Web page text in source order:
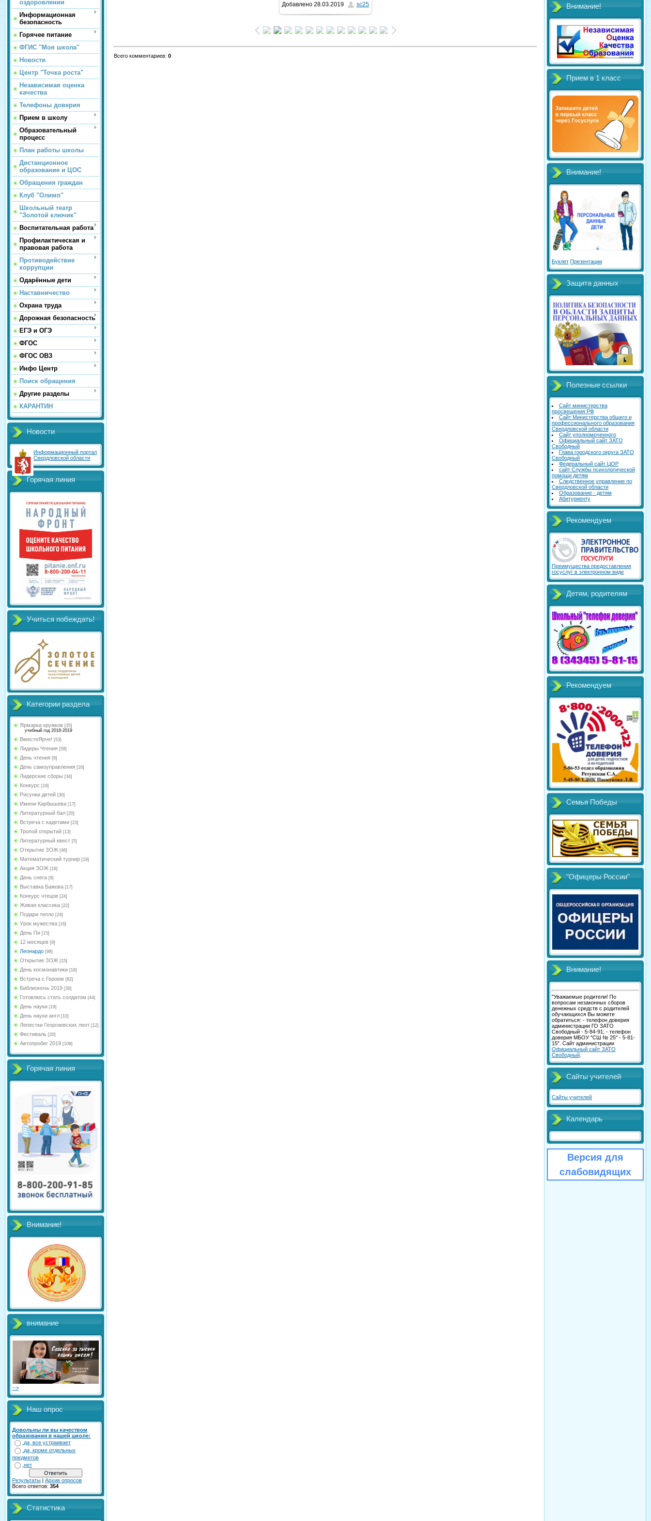
оздоровлении
Информационная
безопасность
Горячее питание
ФГИС "Моя школа"
Новости
Центр "Точка роста"
Независимая оценка
качества
Телефоны доверия
Прием в школу
Образовательный
процесс
План работы школы
Дистанционное
образование и ЦОС
Обращения граждан
Клуб "Олимп"
Школьный театр
"Золотой ключик"
Воспитательная работа
Профилактическая и
правовая работа
Противодействие
коррупции
Одарённые дети
Наставничество
Охрана труда
Дорожная безопасность
ЕГЭ и ОГЭ
ФГОС
ФГОС ОВЗ
Инфо Центр
Поиск обращения
Другие разделы
КАРАНТИН
Новости
Информационный портал
Свердловской области
Горячая линия
Учиться побеждать!
Категории раздела
Ярмарка кружков [35]
учебный год 2018-2019
ВместеЯрче! [53]
Лидеры Чтения [59]
День чтения [8]
День самоуправления [16]
Лидерские сборы [34]
Конкурс [19]
Рисунки детей [30]
Имени Карбышева [17]
Литературный бал [20]
Встреча с кадетами [23]
Тропой открытий [13]
Литературный квест [5]
Открытие ЗОЖ [46]
Математический турнир [19]
Акция ЗОЖ [16]
День снега [9]
Выставка Бажова [17]
Конкурс чтецов [24]
Живая классика [22]
Подари тепло [24]
Урок мужества [16]
День Пи [15]
12 месяцев [9]
Леонардо [98]
Открытие ЗОЖ [15]
День космонавтики [18]
Встреча с Героем [82]
Библионочь 2019 [30]
Готовлюсь стать солдатом [44]
День науки [19]
День науки англ [10]
Лепестки Георгиевских лент [12]
Фестиваль [20]
Автопробег 2019 [109]
Горячая линия
Внимание!
внимание
-->
Наш опрос
Довольны ли вы качеством
образования в нашей школе:
да, все устраивает
да, кроме отдельных
предметов
нет
Результаты | Архив опросов
Всего ответов: 354
Статистика
768x1024/ 304.3Kb
Добавлено 28.03.2019 sc25
Всего комментариев: 0
Внимание!
Прием в 1 класс
Внимание!
Буклет Презентации
Защита данных
Полезные ссылки
Сайт министерства
просвещения РФ
Сайт Министерства общего и
профессионального образования
Свердловской области
Сайт уполномоченного
Официальный сайт ЗАТО
Свободный
Глава городского округа ЗАТО
Свободный
Федеральный сайт ЦОР
сайт Службы психологической
помощи детям
Следственное управление по
Свердловской области
Образование - детям
Абитуриенту
Рекомендуем
Преимущества предоставления
госуслуг в электронном виде
Детям, родителям
Рекомендуем
Семья Победы
"Офицеры России"
Внимание!
"Уважаемые родители! По
вопросам незаконных сборов
денежных средств с родителей
обучающихся Вы можете
обратиться: - телефон доверия
администрации ГО ЗАТО
Свободный - 5-84-91; - телефон
доверия МБОУ "СШ № 25" - 5-81-
15". Сайт администрации
Официальный сайт ЗАТО
Свободный
Сайты учителей
Сайты учителей
Календарь
Версия для
слабовидящих